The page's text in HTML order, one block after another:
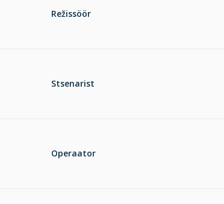
Režissöör
Stsenarist
Operaator